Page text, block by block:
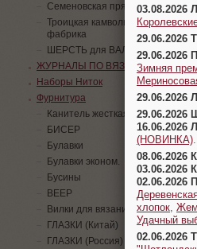
Семеновская пряжа
Троицкая камвольная
фабрика
ШЕРСТЬ для ВАЛЯНИЯ
ЖУРНАЛЫ ПО ВЯЗАНИЮ
Наборы Ниток
Фурнитура
Канитель жесткая
БИСЕР
Булавки
Булавки эконом.
Бусины
ВЕЕР
Вилки для вязания
ГЛАЗКИ (Китай)
ГЛАЗКИ (Россия)
29.06.2026
29.06.2026
Зимняя
29.06.2026
(НОВИНКА)
08.06.2026
03.06.2026
02.06.2026
хлопок
Удачный
02.06.2026